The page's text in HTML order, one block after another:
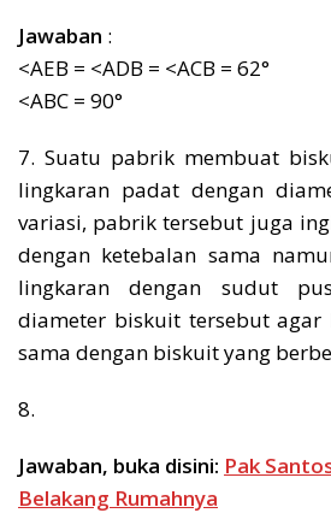
Jawaban :
<AEB = <ADB = <ACB = 62°
<ABC = 90°
7. Suatu pabrik membuat
lingkaran padat dengan
variasi, pabrik tersebut juga
dengan ketebalan sama
lingkaran dengan sudut
diameter biskuit tersebut agar
sama dengan biskuit yang
8.
Jawaban, buka disini: Pak
Belakang Rumahnya